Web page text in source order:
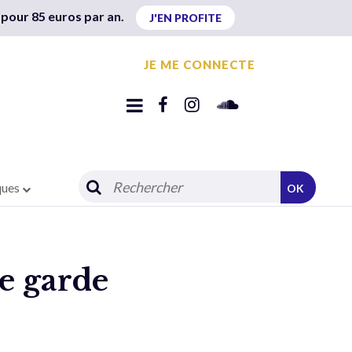
85 euros par an. J'EN PROFITE
JE ME CONNECTE
OK
garde